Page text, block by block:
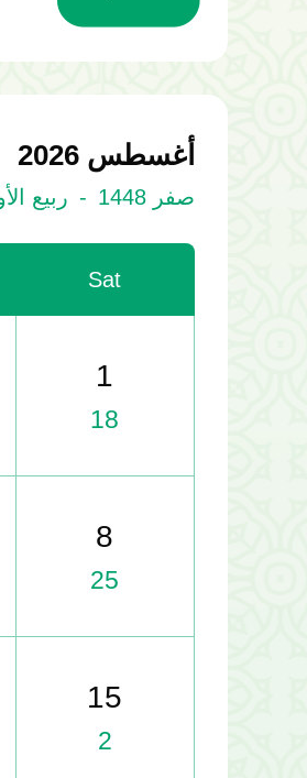
أغسطس 2026
صفر 1448 - ربيع الأول
Sat
1
18
8
25
15
2